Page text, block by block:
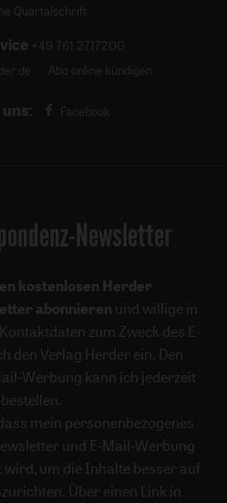
Quartalschrift
+49 761 2717200
Abo online kündigen
Facebook
Newsletter
kostenlosen Herder
abonnieren und willige in
zum Zweck des E-
den Verlag Herder ein. Den
Werbung kann ich jederzeit
mein personenbezogenes
und E-Mail-Werbung
um die Inhalte besser auf
Über einen Link in